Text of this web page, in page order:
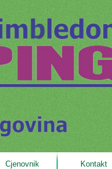
Cjenovnik Kontakt